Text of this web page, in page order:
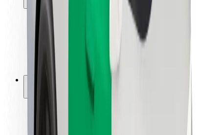
Utasbiztonság
Sofőr biztonság
E-roller biztonság
Biztonsági részleg
Lokációk
Városi megoldások